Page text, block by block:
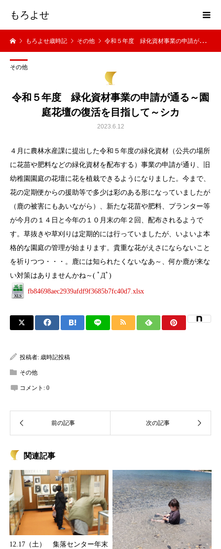
もろよせ
もろよせ歳時記 その他 令和５年度 緑化資材事業の申請が通る～園庭花壇の復活を目指して～シカ
その他
令和５年度 緑化資材事業の申請が通る～園
庭花壇の復活を目指して～シカ
2023.6.12
４月に農林水産課に提出した令和５年度の緑化資材（公共の場所
に花苗や肥料などの緑化資材を配布する）事業の申請が通り、旧
幼稚園園庭の花壇に花を植栽できるようになりました。今まで、
花の定期便からの援助等で多少は彩のある形になっていましたが
（鹿の被害にもあいながら）、新たな花苗や肥料、プランター等
が今月の１４日と今年の１０月末の年２回、配布されるようで
す。草抜きや草刈りは定期的には行っていましたが、いよいよ本
格的な園庭の管理が始まります。貴重な花がえさにならないこと
を祈りつつ・・・。鹿には知られたくないなあ～、何か鹿が来な
い対策はありませんかね～( ﾟДﾟ)
fb84698aec2939afdf9f3685b7fc40d7.xlsx
投稿者: 歳時記投稿
その他
コメント: 0
関連記事
12.17（土） 集落センター年末